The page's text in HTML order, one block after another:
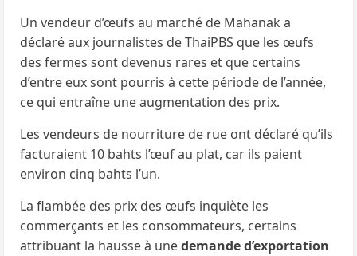
Un vendeur d’œufs au marché de Mahanak a
déclaré aux journalistes de ThaiPBS que les œufs
des fermes sont devenus rares et que certains
d’entre eux sont pourris à cette période de l’année,
ce qui entraîne une augmentation des prix.
Les vendeurs de nourriture de rue ont déclaré qu’ils
facturaient 10 bahts l’œuf au plat, car ils paient
environ cinq bahts l’un.
La flambée des prix des œufs inquiète les
commerçants et les consommateurs, certains
attribuant la hausse à unedemande d’exportation